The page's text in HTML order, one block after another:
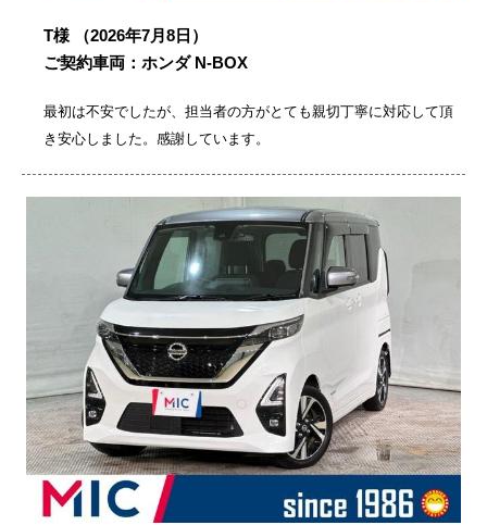
T様
（2026年7月8日）
ご契約車両：ホンダ N-BOX
最初は不安でしたが、担当者の方がとても親切丁寧に対応して頂
き安心しました。感謝しています。